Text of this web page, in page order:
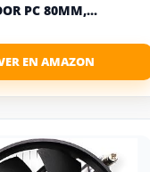
PC 80MM,...